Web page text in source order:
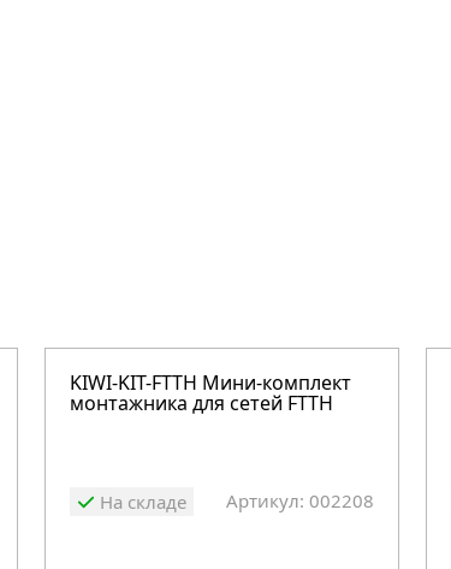
KIWI-KIT-FTTH Мини-комплект
монтажника для сетей FTTH
На складе Артикул: 002208